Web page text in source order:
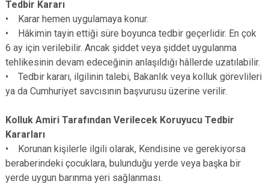
Tedbir Kararı
• Karar hemen uygulamaya konur.
• Hâkimin tayin ettiği süre boyunca tedbir geçerlidir. En çok
6 ay için verilebilir. Ancak şiddet veya şiddet uygulanma
tehlikesinin devam edeceğinin anlaşıldığı hâllerde uzatılabilir.
• Tedbir kararı, ilgilinin talebi, Bakanlık veya kolluk görevlileri
ya da Cumhuriyet savcısının başvurusu üzerine verilir.
Kolluk Amiri Tarafından Verilecek Koruyucu Tedbir
Kararları
• Korunan kişilerle ilgili olarak, Kendisine ve gerekiyorsa
beraberindeki çocuklara, bulunduğu yerde veya başka bir
yerde uygun barınma yeri sağlanması.